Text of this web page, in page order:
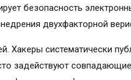
безопасность
двухфакторной
Хакеры систематически
задействуют